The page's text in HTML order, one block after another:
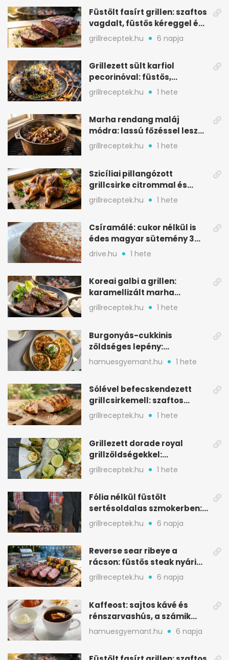
Füstölt fasírt grillen: szaftos
vagdalt, füstös kéreggel és
BBQ mázzal
grillreceptek.hu 6 napja
Grillezett sült karfiol
pecorinóval: füstös,
karamellizált nyári kedvenc
grillreceptek.hu 1 hete
Marha rendang maláj
módra: lassú főzéssel lesz
igazán szaftos
grillreceptek.hu 1 hete
Szicíliai pillangózott
grillcsirke citrommal és
oregánóval
grillreceptek.hu 1 hete
Csíramálé: cukor nélkül is
édes magyar sütemény 3
alapanyagból
drive.hu 1 hete
Koreai galbi a grillen:
karamellizált marha
rövidborda gyorsan
grillreceptek.hu 1 hete
Burgonyás-cukkinis
zöldséges lepény:
aranybarna, szaftos, hús
nélkül is
hamuesgyemant.hu 1 hete
Sólével befecskendezett
grillcsirkemell: szaftos
marad, nem szárad ki
grillreceptek.hu 1 hete
Grillezett dorade royal
grillzöldségekkel:
mediterrán ízek a rostélyról
grillreceptek.hu 1 hete
Fólia nélkül füstölt
sertésoldalas szmokerben:
ropogós bark, 6 óra
grillreceptek.hu 6 napja
Reverse sear ribeye a
rácson: füstös steak nyári
tökkebabbal
grillreceptek.hu 6 napja
Kaffeost: sajtos kávé és
rénszarvashús, a számik
melegítő itala
hamuesgyemant.hu 6 napja